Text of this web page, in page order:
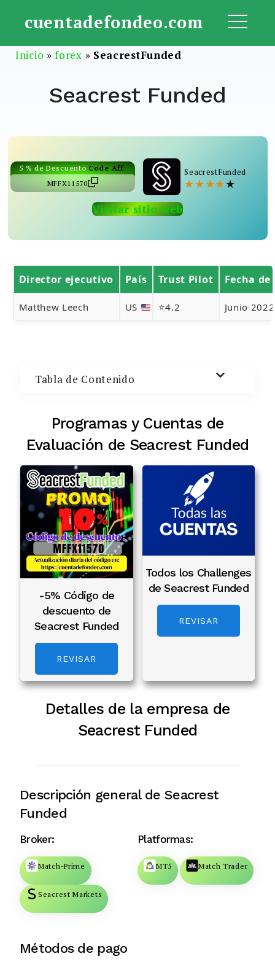
contenido
cuentadefondeo.com
Buscar:
BUSCAR
Inicio »forex » SeacrestFunded
Seacrest Funded
5 % de Descuento Code Aff:
MFFX11570
SeacrestFunded
★★★★★
Visitar sitio web
Director ejecutivo País Trust Pilot Fecha
Matthew Leech US ⭐4.2 Junio 2022
Tabla de Contenido
Programas y Cuentas de
Evaluación de Seacrest Funded
-5% Código de
descuento de
Seacrest Funded
REVISAR
Todos los Challenges
de Seacrest Funded
REVISAR
Detalles de la empresa de
Seacrest Funded
Descripción general de Seacrest
Funded
Broker:
Match-Prime
Seacrest Markets
Platformas:
MT5 Match Trader
Métodos de pago